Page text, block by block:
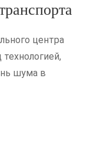
центра
шума в